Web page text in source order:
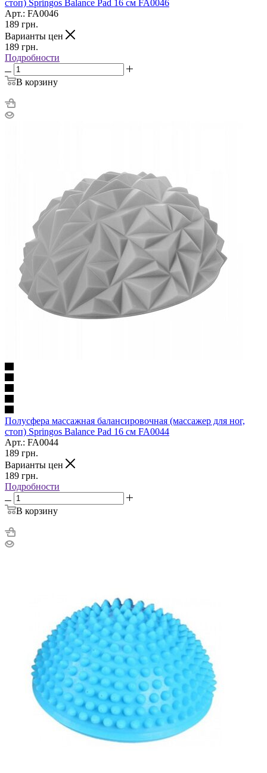
стоп) Springos Balance Pad 16 см FA0046
Арт.: FA0046
189 грн.
Варианты цен
189 грн.
Подробности
В корзину
Полусфера массажная балансировочная (массажер для ног,
стоп) Springos Balance Pad 16 см FA0044
Арт.: FA0044
189 грн.
Варианты цен
189 грн.
Подробности
В корзину